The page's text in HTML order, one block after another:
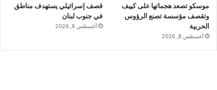
موسكو تصعد هجماتها على كييف
وتقصف مؤسسة تصنع الرؤوس
الحربية
أغسطس 8, 2026
قصف إسرائيلي يستهدف مناطق
في جنوب لبنان
أغسطس 8, 2026